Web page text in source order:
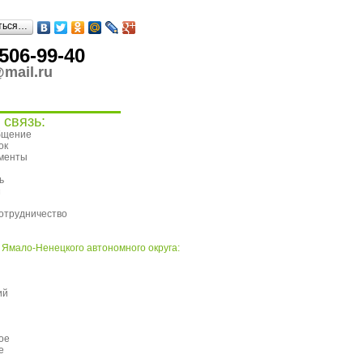
99-40
Ненецкого автономного округа: